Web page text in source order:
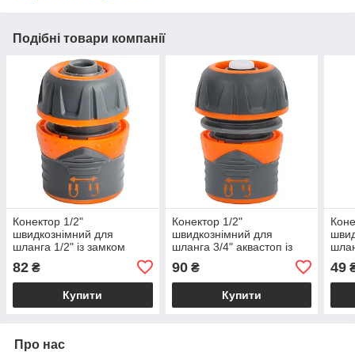
Подібні товари компанії
Конектор 1/2"
швидкознімний для
шланга 1/2" із замком
(5015464)
82 ₴
Купити
Конектор 1/2"
швидкознімний для
шланга 3/4" аквастоп із
замком (ABS+TPR) FLORA
(5015454)
90₴
Купити
49
Про нас